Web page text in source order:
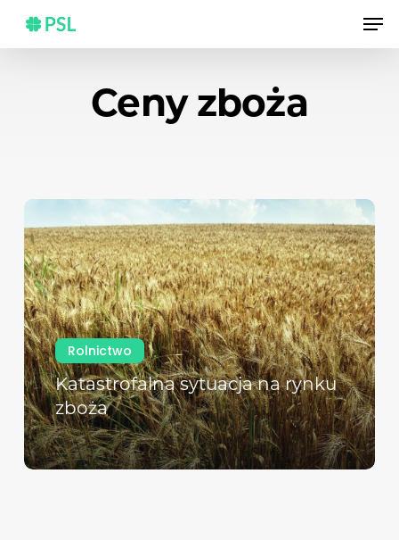
main
Ceny zboża
Rolnictwo
Katastrofalna sytuacja na rynku
zboża